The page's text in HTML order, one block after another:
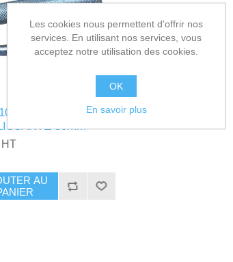
- BOUCLE
50mm
AU
Les cookies nous permettent d'offrir nos
services. En utilisant nos services, vous
acceptez notre utilisation des cookies.
OK
En savoir plus